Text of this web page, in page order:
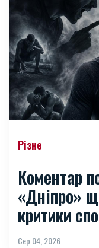
Різне
Коментар
«Дніпро»
критики
Сер 04, 2026